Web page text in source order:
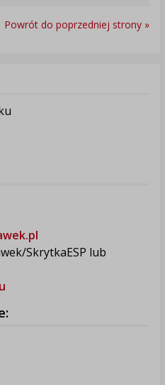
Powrót do poprzedniej strony »
SkrytkaESP lub